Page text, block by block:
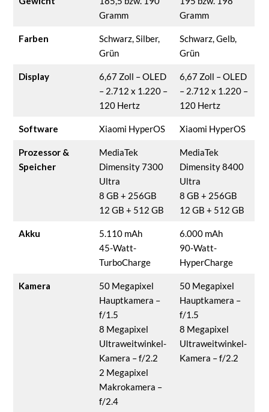
Gramm
Gramm
Farben
Schwarz, Silber,
Grün
Schwarz, Gelb,
Grün
Display
6,67 Zoll – OLED
– 2.712 x 1.220 –
120 Hertz
6,67 Zoll – OLED
– 2.712 x 1.220 –
120 Hertz
Software Xiaomi HyperOS Xiaomi HyperOS
Prozessor &
Speicher
MediaTek
Dimensity 7300
Ultra
8 GB + 256GB
12 GB + 512 GB
MediaTek
Dimensity 8400
Ultra
8 GB + 256GB
12 GB + 512 GB
Akku
5.110 mAh
45-Watt-
TurboCharge
6.000 mAh
90-Watt-
HyperCharge
Kamera
50 Megapixel
Hauptkamera –
f/1.5
8 Megapixel
Ultraweitwinkel-
Kamera – f/2.2
2 Megapixel
Makrokamera –
f/2.4
50 Megapixel
Hauptkamera –
f/1.5
8 Megapixel
Ultraweitwinkel-
Kamera – f/2.2